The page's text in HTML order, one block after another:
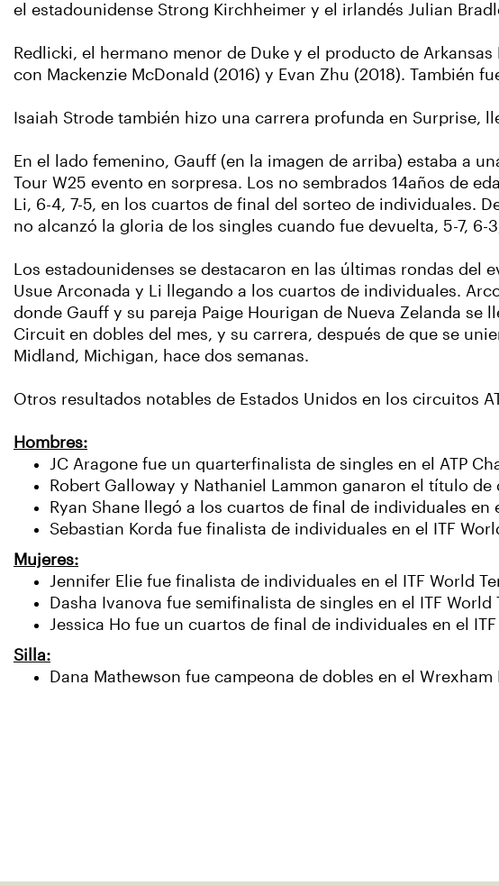
el estadounidense Strong Kirchheimer y el irlandés Julian
Redlicki, el hermano menor de Duke y el producto de
con Mackenzie McDonald (2016) y Evan Zhu (2018). También
Isaiah Strode también hizo una carrera profunda en Surprise,
En el lado femenino, Gauff (en la imagen de arriba) estaba a
Tour W25 evento en sorpresa. Los no sembrados 14años de
Li, 6-4, 7-5, en los cuartos de final del sorteo de individuales.
no alcanzó la gloria de los singles cuando fue devuelta, 5-7, 6-
Los estadounidenses se destacaron en las últimas rondas
Usue Arconada y Li llegando a los cuartos de individuales.
donde Gauff y su pareja Paige Hourigan de Nueva Zelanda se
Circuit en dobles del mes, y su carrera, después de que se
Midland, Michigan, hace dos semanas.
Otros resultados notables de Estados Unidos en los circuitos
Hombres:
JC Aragone fue un quarterfinalista de singles en el ATP
Robert Galloway y Nathaniel Lammon ganaron el título
Ryan Shane llegó a los cuartos de final de individuales en
Sebastian Korda fue finalista de individuales en el ITF
Mujeres:
Jennifer Elie fue finalista de individuales en el ITF World
Dasha Ivanova fue semifinalista de singles en el ITF World
Jessica Ho fue un cuartos de final de individuales en el
Silla:
Dana Mathewson fue campeona de dobles en el